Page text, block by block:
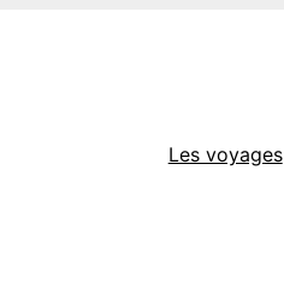
Les voyages